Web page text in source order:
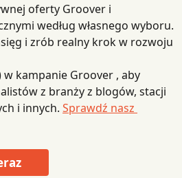
oferty Groover i
według własnego wyboru.
i zrób realny krok w rozwoju
kampanie Groover , aby
z branży z blogów, stacji
i innych. Sprawdź nasz